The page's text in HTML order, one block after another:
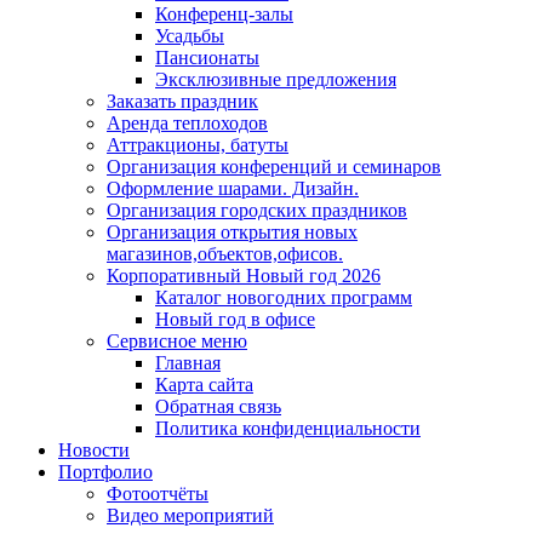
Конференц-залы
Усадьбы
Пансионаты
Эксклюзивные предложения
Заказать праздник
Аренда теплоходов
Аттракционы, батуты
Организация конференций и семинаров
Оформление шарами. Дизайн.
Организация городских праздников
Организация открытия новых
магазинов,объектов,офисов.
Корпоративный Новый год 2026
Каталог новогодних программ
Новый год в офисе
Сервисное меню
Главная
Карта сайта
Обратная связь
Политика конфиденциальности
Новости
Портфолио
Фотоотчёты
Видео мероприятий